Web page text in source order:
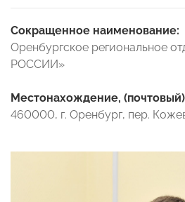
Сокращенное наименование:
Оренбургское региональное
РОССИИ»
Местонахождение,
460000, г. Оренбург, пер.